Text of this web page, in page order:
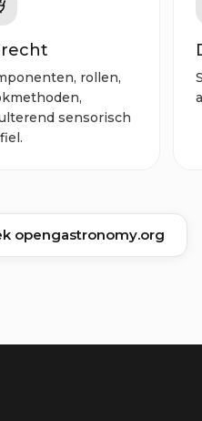
rollen,
sensorisch
opengastronomy.org